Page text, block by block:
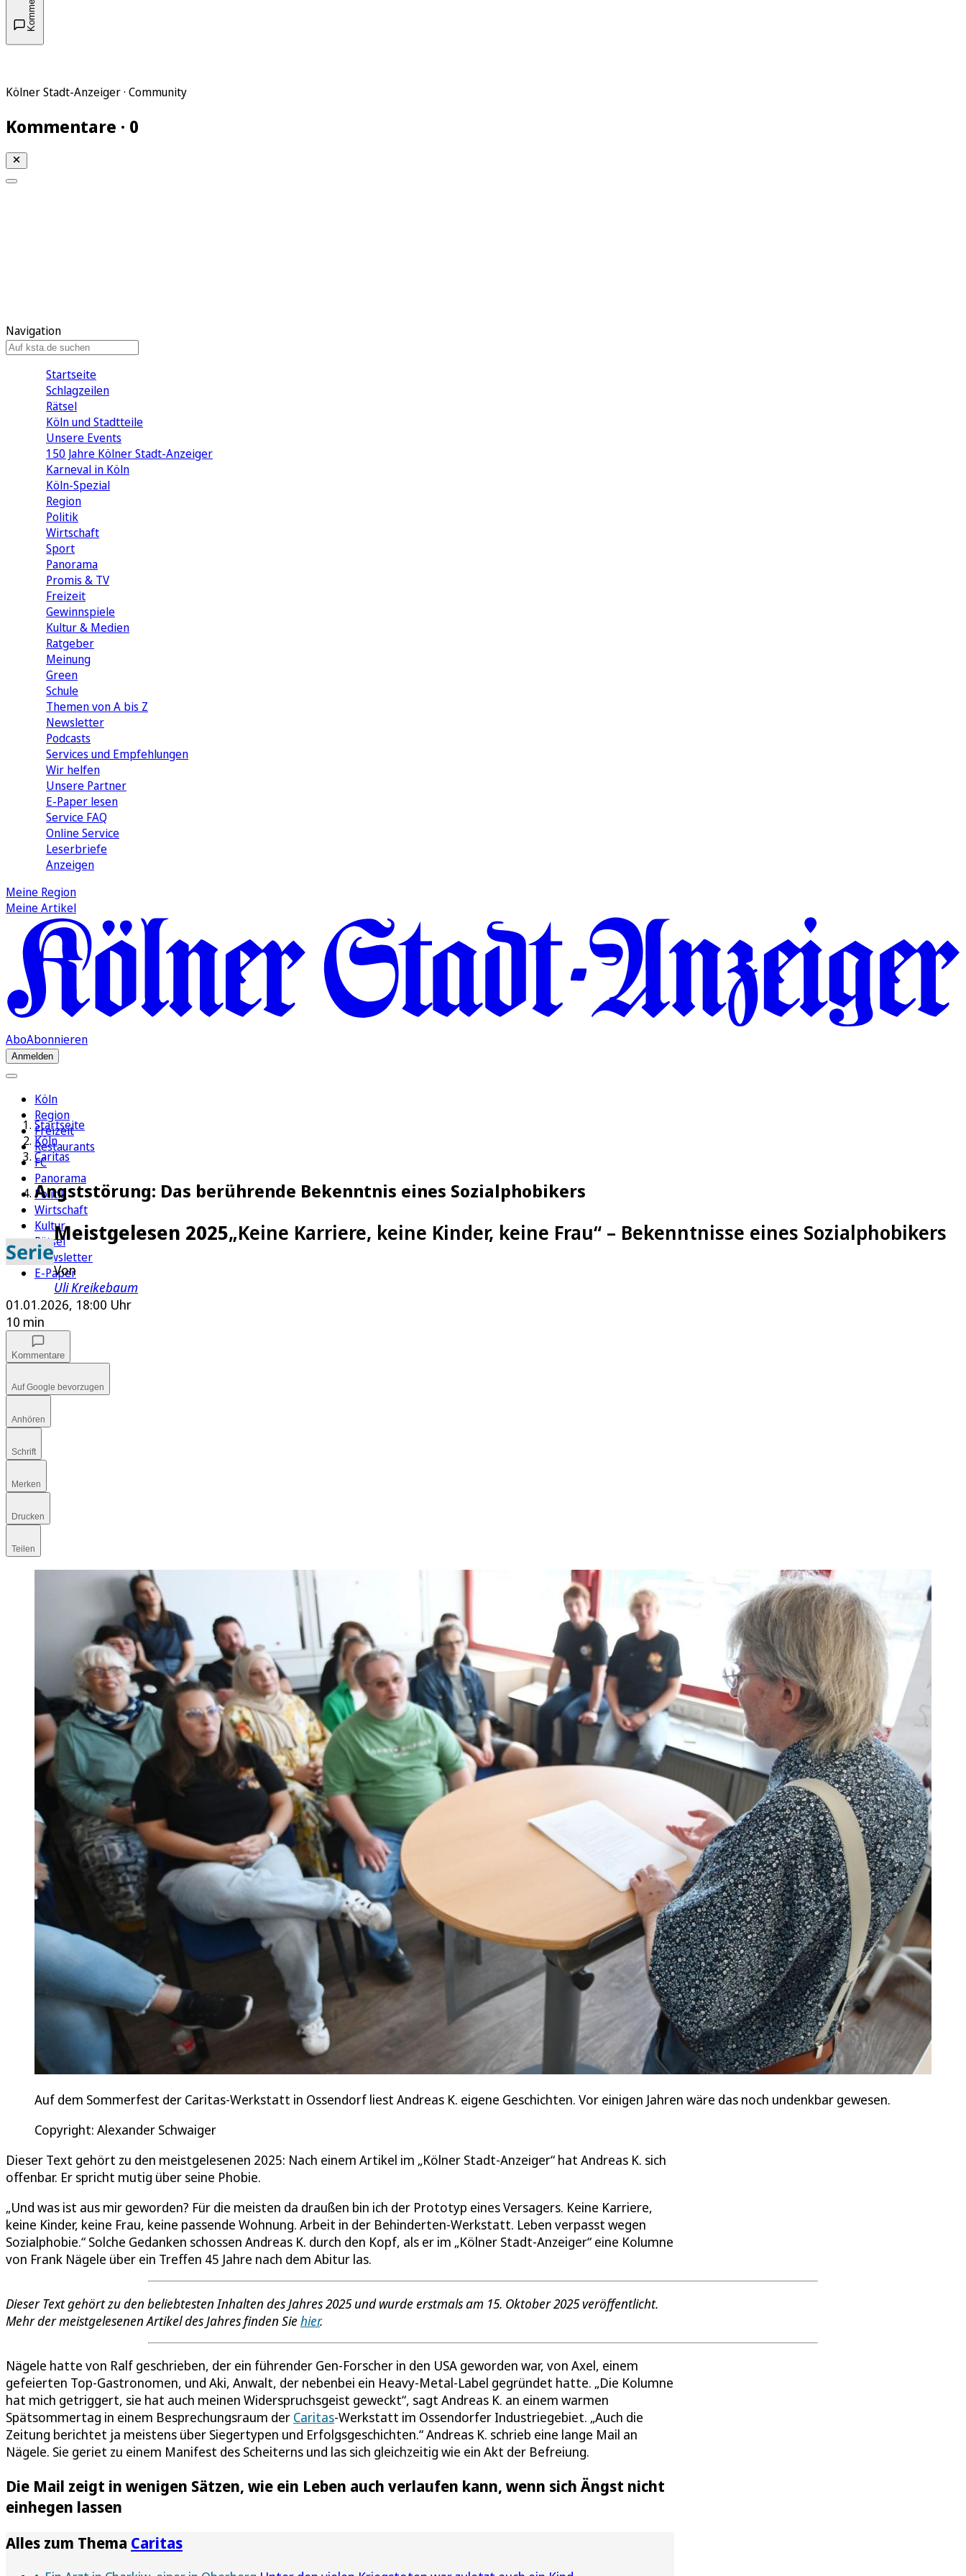
Kölner Stadt-Anzeiger · Community
Kommentare · 0
Navigation
Startseite
Schlagzeilen
Rätsel
Köln und Stadtteile
Unsere Events
150 Jahre Kölner Stadt-Anzeiger
Karneval in Köln
Köln-Spezial
Region
Politik
Wirtschaft
Sport
Panorama
Promis & TV
Freizeit
Gewinnspiele
Kultur & Medien
Ratgeber
Meinung
Green
Schule
Themen von A bis Z
Newsletter
Podcasts
Services und Empfehlungen
Wir helfen
Unsere Partner
E-Paper lesen
Service FAQ
Online Service
Leserbriefe
Anzeigen
Meine Region
Meine Artikel
AboAbonnieren
Anmelden
Köln
Region
Freizeit
Restaurants
FC
Panorama
Politik
Wirtschaft
Kultur
Rätsel
Newsletter
E-Paper
Startseite
Köln
Caritas
Angststörung: Das berührende Bekenntnis eines Sozialphobikers
Serie
Meistgelesen 2025„Keine Karriere, keine Kinder, keine Frau“ – Bekenntnisse eines Sozialphobikers
Von
Uli Kreikebaum
01.01.2026, 18:00 Uhr
10 min
Kommentare
Auf Google bevorzugen
Anhören
Schrift
Merken
Drucken
Teilen
Auf dem Sommerfest der Caritas-Werkstatt in Ossendorf liest Andreas K. eigene Geschichten. Vor einigen Jahren wäre das noch undenkbar gewesen.
Copyright: Alexander Schwaiger
Dieser Text gehört zu den meistgelesenen 2025: Nach einem Artikel im „Kölner Stadt-Anzeiger“ hat Andreas K. sich
offenbar. Er spricht mutig über seine Phobie.
„Und was ist aus mir geworden? Für die meisten da draußen bin ich der Prototyp eines Versagers. Keine Karriere,
keine Kinder, keine Frau, keine passende Wohnung. Arbeit in der Behinderten-Werkstatt. Leben verpasst wegen
Sozialphobie.“ Solche Gedanken schossen Andreas K. durch den Kopf, als er im „Kölner Stadt-Anzeiger“ eine Kolumne
von Frank Nägele über ein Treffen 45 Jahre nach dem Abitur las.
Dieser Text gehört zu den beliebtesten Inhalten des Jahres 2025 und wurde erstmals am 15. Oktober 2025 veröffentlicht.
Mehr der meistgelesenen Artikel des Jahres finden Siehier.
Nägele hatte von Ralf geschrieben, der ein führender Gen-Forscher in den USA geworden war, von Axel, einem
gefeierten Top-Gastronomen, und Aki, Anwalt, der nebenbei ein Heavy-Metal-Label gegründet hatte. „Die Kolumne
hat mich getriggert, sie hat auch meinen Widerspruchsgeist geweckt“, sagt Andreas K. an einem warmen
Spätsommertag in einem Besprechungsraum der Caritas-Werkstatt im Ossendorfer Industriegebiet. „Auch die
Zeitung berichtet ja meistens über Siegertypen und Erfolgsgeschichten.“ Andreas K. schrieb eine lange Mail an
Nägele. Sie geriet zu einem Manifest des Scheiterns und las sich gleichzeitig wie ein Akt der Befreiung.
Die Mail zeigt in wenigen Sätzen, wie ein Leben auch verlaufen kann, wenn sich Ängst nicht
einhegen lassen
Alles zum Thema Caritas